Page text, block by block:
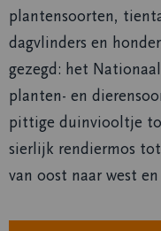
plantensoorten,
dagvlinders en
gezegd: het
planten- en
pittige duinviooltje
sierlijk rendiermos
van oost naar west